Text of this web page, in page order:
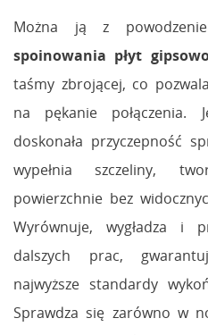
Można ją z
spoinowania płyt
taśmy zbrojącej, co
na pękanie połączenia.
doskonała przyczepność
wypełnia szczeliny,
powierzchnie bez
Wyrównuje, wygładza i
dalszych prac,
najwyższe standardy
Sprawdza się zarówno w